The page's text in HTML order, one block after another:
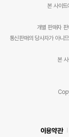
본 사이트
개별 판매자
통신판매의 당사자가 아니
본
이용약관